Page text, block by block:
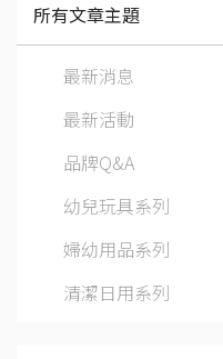
所有文章主題
最新消息
最新活動
品牌Q&A
幼兒玩具系列
婦幼用品系列
清潔日用系列